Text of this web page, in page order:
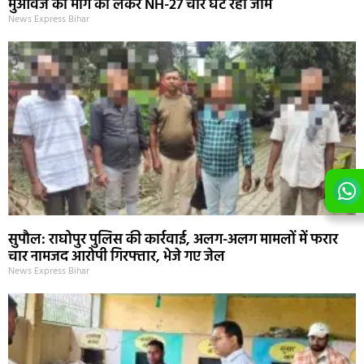
मुआवजे की मांग को लेकर NH-27 चार घंटे रहा जाम
News Express Bihar
सुपौल: राघोपुर पुलिस की कार्रवाई, अलग-अलग मामलों में फरार
चार नामजद आरोपी गिरफ्तार, भेजे गए जेल
News Express Bihar